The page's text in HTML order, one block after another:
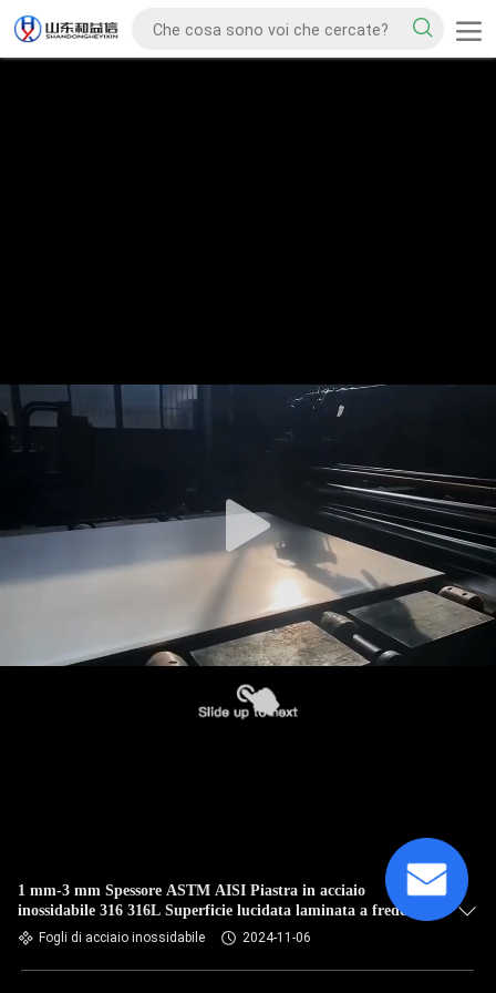
1 mm-3 mm Spessore ASTM AISI Piastra in acciaio
inossidabile 316 316L Superficie lucidata laminata a freddo
Inox Ss 4X8FT
Fogli di acciaio inossidabile 2024-11-06